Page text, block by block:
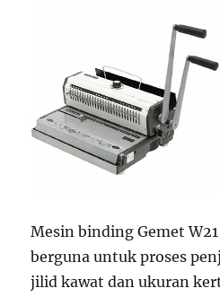
Mesin binding Gemet
berguna untuk proses
jilid kawat dan ukuran